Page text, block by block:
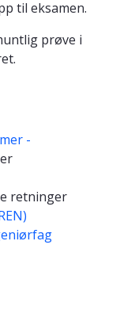
til eksamen.
prøve i
-
retninger